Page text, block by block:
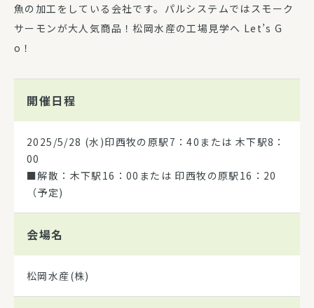
魚の加工をしている会社です。パルシステムではスモーク
サーモンが大人気商品！松岡水産の工場見学へ Let’s G
o！
開催日程
2025/5/28 (水)印西牧の原駅7：40または 木下駅8：
00
■解散：木下駅16：00または 印西牧の原駅16：20
（予定)
会場名
松岡水産(株)